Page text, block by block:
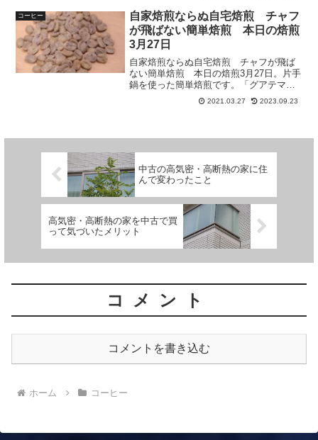
コーヒー
自家焙煎ならぬ自宅焙煎 チャフ
が飛ばない簡単焙煎 本日の焙煎
3月27日
自家焙煎ならぬ自宅焙煎 チャフが飛ば
ない簡単焙煎 本日の焙煎3月27日。片手
鍋を使った簡単焙煎です。「グアテマ
ラ カップオブエクセレンス テアンズ
2021.03.27 2023.09.23
中古の高気密・高断熱の家に住
んで変わったこと
高気密・高断熱の家を中古で買
って気づいたメリット
コメント
コメントを書き込む
ホーム コーヒー